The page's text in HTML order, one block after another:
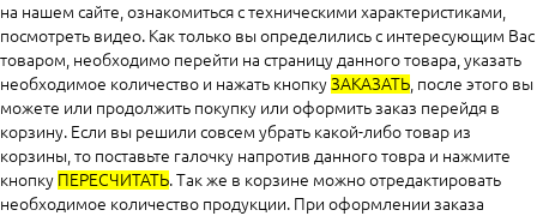
на нашем сайте, ознакомиться с техническими характеристиками,
посмотреть видео. Как только вы определились с интересующим Вас
товаром, необходимо перейти на страницу данного товара, указать
необходимое количество и нажать кнопкуЗАКАЗАТЬ, после этого вы
можете или продолжить покупку или оформить заказ перейдя в
корзину. Если вы решили совсем убрать какой-либо товар из
корзины, то поставьте галочку напротив данного товра и нажмите
кнопку ПЕРЕСЧИТАТЬ. Так же в корзине можно отредактировать
необходимое количество продукции. При оформлении заказа